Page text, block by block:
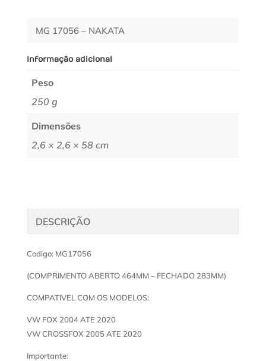
MG 17056 – NAKATA
Informação adicional
Peso
250 g
Dimensões
2,6 × 2,6 × 58 cm
DESCRIÇÃO
Codigo: MG17056
(COMPRIMENTO ABERTO 464MM – FECHADO 283MM)
COMPATIVEL COM OS MODELOS:
VW FOX 2004 ATE 2020
VW CROSSFOX 2005 ATE 2020
Importante: